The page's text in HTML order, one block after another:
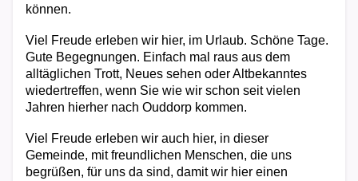
können.
Viel Freude erleben wir hier, im Urlaub. Schöne Tage.
Gute Begegnungen. Einfach mal raus aus dem
alltäglichen Trott, Neues sehen oder Altbekanntes
wiedertreffen, wenn Sie wie wir schon seit vielen
Jahren hierher nach Ouddorp kommen.
Viel Freude erleben wir auch hier, in dieser
Gemeinde, mit freundlichen Menschen, die uns
begrüßen, für uns da sind, damit wir hier einen